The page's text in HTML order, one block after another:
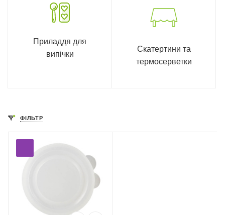
Приладдя для
випічки
Скатертини та
термосерветки
ФІЛЬТР